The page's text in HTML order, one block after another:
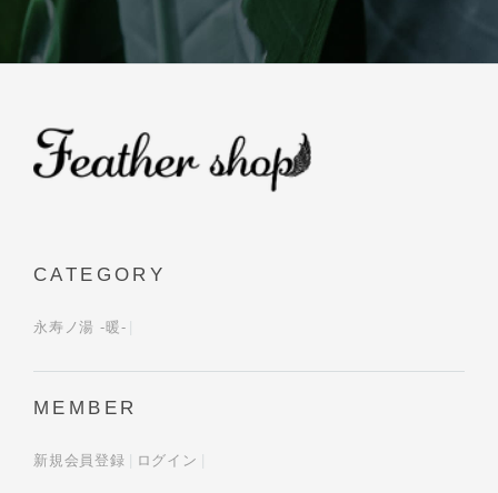
CATEGORY
永寿ノ湯 -暖-
MEMBER
新規会員登録 ログイン